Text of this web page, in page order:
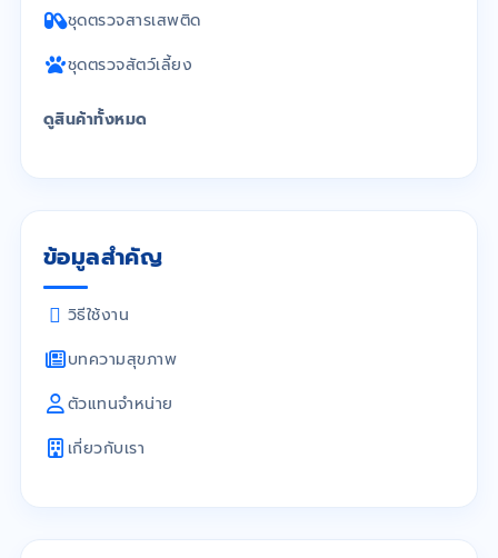
ชุดตรวจสารเสพติด
ชุดตรวจสัตว์เลี้ยง
ดูสินค้าทั้งหมด
ข้อมูลสำคัญ
วิธีใช้งาน
บทความสุขภาพ
ตัวแทนจำหน่าย
เกี่ยวกับเรา